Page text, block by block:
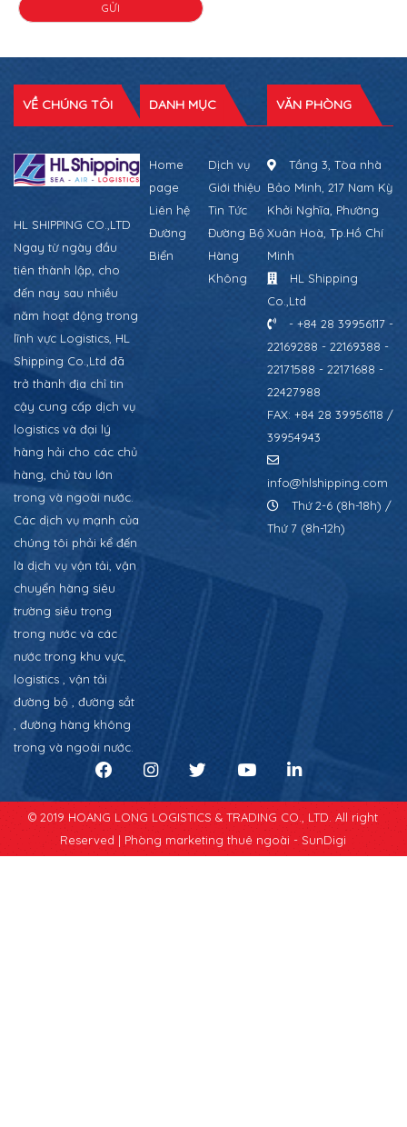
VỀ CHÚNG TÔI
HL SHIPPING CO.,LTD
Ngay từ ngày đầu
tiên thành lập, cho
đến nay sau nhiều
năm hoạt động trong
lĩnh vực Logistics, HL
Shipping Co.,Ltd đã
trở thành địa chỉ tin
cậy cung cấp dịch vụ
logistics và đại lý
hàng hải cho các chủ
hàng, chủ tàu lớn
trong và ngoài nước.
Các dịch vụ mạnh của
chúng tôi phải kể đến
là dịch vụ vận tải, vận
chuyển hàng siêu
trường siêu trọng
trong nước và các
nước trong khu vực,
logistics , vận tải
đường bộ , đường sắt
, đường hàng không
trong và ngoài nước.
DANH MỤC
Home
page
Dịch vụ
Giới thiệu
Liên hệ
Tin Tức
Đường
Biển
Đường Bộ
Hàng
Không
VĂN PHÒNG
Tầng 3, Tòa nhà
Bảo Minh, 217 Nam Kỳ
Khởi Nghĩa, Phường
Xuân Hoà, Tp.Hồ Chí
Minh
HL Shipping
Co.,Ltd
- +84 28 39956117 -
22169288 - 22169388 -
22171588 - 22171688 -
22427988
FAX: +84 28 39956118 /
39954943
info@hlshipping.com
Thứ 2-6 (8h-18h) /
Thứ 7 (8h-12h)
© 2019 HOANG LONG LOGISTICS & TRADING CO., LTD. All right
Reserved | Phòng marketing thuê ngoài - SunDigi